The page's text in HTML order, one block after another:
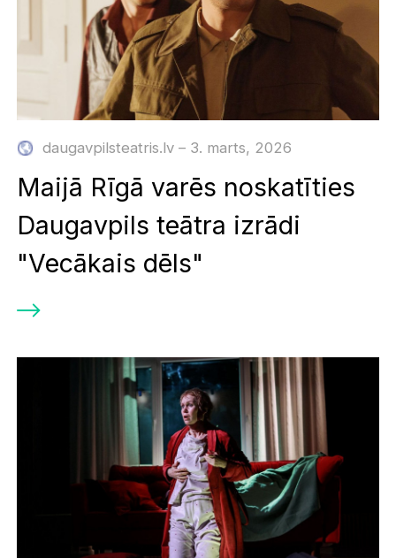
daugavpilsteatris.lv – 3. marts, 2026
Maijā Rīgā varēs noskatīties
Daugavpils teātra izrādi
"Vecākais dēls"